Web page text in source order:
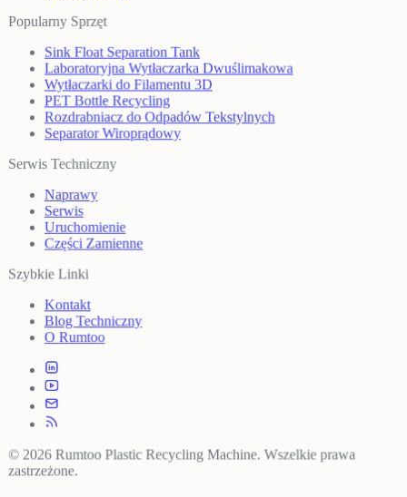
Popularny Sprzęt
Sink Float Separation Tank
Laboratoryjna Wytłaczarka Dwuślimakowa
Wytłaczarki do Filamentu 3D
PET Bottle Recycling
Rozdrabniacz do Odpadów Tekstylnych
Separator Wiroprądowy
Serwis Techniczny
Naprawy
Serwis
Uruchomienie
Części Zamienne
Szybkie Linki
Kontakt
Blog Techniczny
O Rumtoo
© 2026 Rumtoo Plastic Recycling Machine. Wszelkie prawa
zastrzeżone.